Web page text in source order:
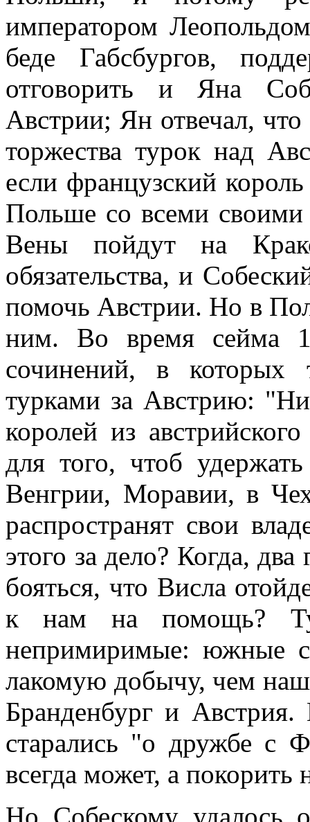
императором
беде Габсбургов,
отговорить и Яна
Австрии; Ян отвечал,
торжества турок над
если французский
Польше со всеми своими
Вены пойдут на
обязательства, и
помочь Австрии. Но в
ним. Во время сейма
сочинений, в которых
турками за Австрию:
королей из
для того, чтоб
Венгрии, Моравии, в
распространят свои
этого за дело? Когда,
бояться, что Висла
к нам на помощь?
непримиримые: южные
лакомую добычу, чем
Бранденбург и
старались "о дружбе с
всегда может, а покорить